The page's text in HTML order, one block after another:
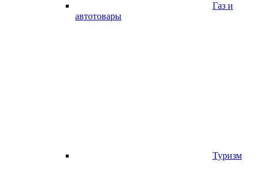
Газ и
автотовары
Туризм